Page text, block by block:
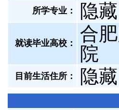
所学专业： 隐藏
就读毕业高校：
合
院
目前生活住所： 隐藏